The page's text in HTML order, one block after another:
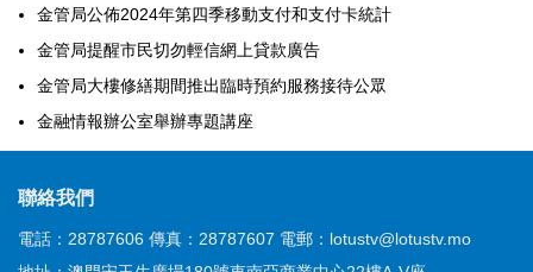
金管局公佈2024年第四季移動支付和支付卡統計
金管局提醒市民切勿輕信網上貸款廣告
金管局大樓修繕期間推出臨時預約服務接待公眾
金融情報辦公室舉辦專題講座
聯絡我們
電話：28787606 傳真：28787607 電郵：lotustv@lotustv.mo